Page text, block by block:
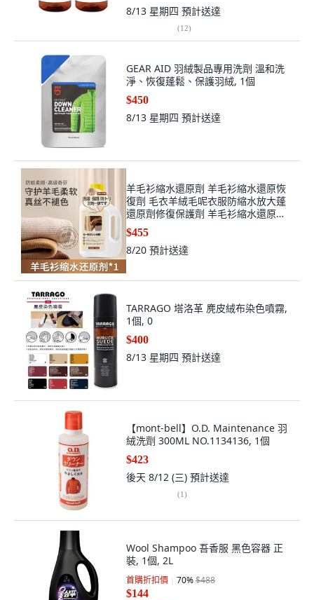
8/13 星期四 預計送達
(12)
GEAR AID 羽絨製品專用洗劑 溫和洗
淨、恢復蓬鬆、保護羽絨, 1個
$450
8/13 星期四 預計送達
羊毛衫縮水還原劑 羊毛衫縮水還原恢
復劑 毛衣羊絨毛呢衣服防縮水放大蓬
還原劑修復保護劑 羊毛衫縮水還原劑,
1個, 1瓶裝: 500ml 建議買多瓶,進口原
料 縮水回復 蓬鬆柔順
$455
8/20 預計送達
TARRAGO 塔洛革 麂皮絨布染色噴霧,
1個, 0
$400
8/13 星期四 預計送達
【mont-bell】O.D. Maintenance 羽
絨洗劑 300ML NO.1134136, 1個
$423
後天 8/12 (三) 預計送達
(1)
Wool Shampoo 吾香服 黑色容器 正
裝, 1個, 2L
首購折扣價 70%$488
$144